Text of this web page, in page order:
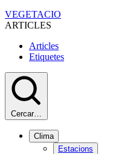
VEGETACIO
ARTICLES
Articles
Etiquetes
Cercar…
Clima
Estacions